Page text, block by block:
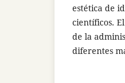
estética de
científicos.
de la
diferentes